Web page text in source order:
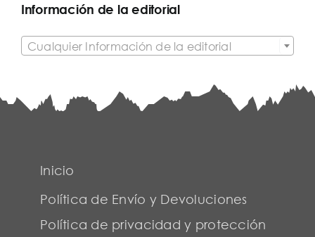
Información de la editorial
Cualquier Información de la editorial
Inicio
Política de Envío y Devoluciones
Política de privacidad y protección